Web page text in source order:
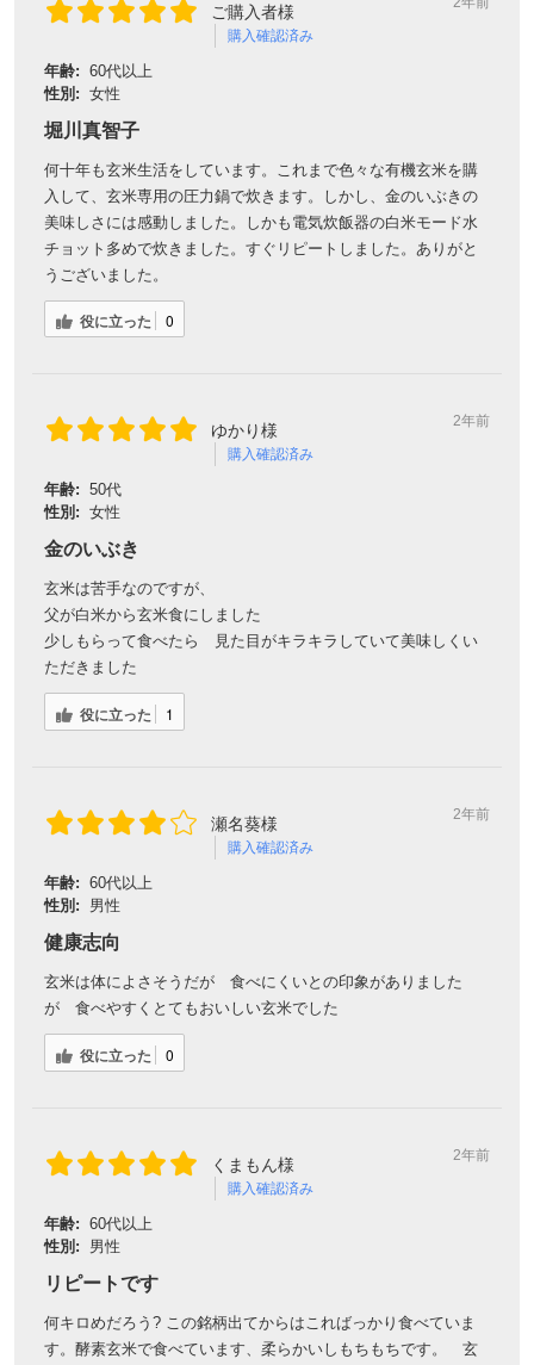
ご購入者様
購入確認済み
年齢: 60代以上
性別: 女性
堀川真智子
何十年も玄米生活をしています。これまで色々な有機玄米を購
入して、玄米専用の圧力鍋で炊きます。しかし、金のいぶきの
美味しさには感動しました。しかも電気炊飯器の白米モード水
チョット多めで炊きました。すぐリピートしました。ありがと
うございました。
役に立った 0
ゆかり様
購入確認済み
2年前
年齢: 50代
性別: 女性
金のいぶき
玄米は苦手なのですが、
父が白米から玄米食にしました
少しもらって食べたら 見た目がキラキラしていて美味しくい
ただきました
役に立った 1
瀬名葵様
購入確認済み
2年前
年齢: 60代以上
性別:
男性
健康志向
玄米は体によさそうだが 食べにくいとの印象がありました
が 食べやすくとてもおいしい玄米でした
役に立った 0
くまもん様
購入確認済み
2年前
年齢: 60代以上
性別:
男性
リピートです
何キロめだろう? この銘柄出てからはこればっかり食べていま
す。酵素玄米で食べています、柔らかいしもちもちです。 玄